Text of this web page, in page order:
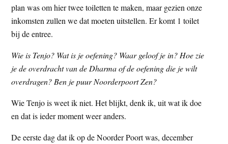
plan was om hier twee toiletten te maken, maar gezien onze
inkomsten zullen we dat moeten uitstellen. Er komt 1 toilet
bij de entree.
Wie is Tenjo? Wat is je oefening? Waar geloof je in? Hoe zie
je de overdracht van de Dharma of de oefening die je wilt
overdragen? Ben je puur Noorderpoort Zen?
Wie Tenjo is weet ik niet. Het blijkt, denk ik, uit wat ik doe
en dat is ieder moment weer anders.
De eerste dag dat ik op de Noorder Poort was, december